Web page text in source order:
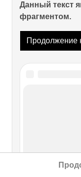
Данный текст
фрагментом.
Продолжение
сестрой
она была очень